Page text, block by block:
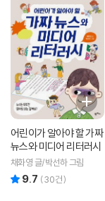
어린이가 알아야 할 가짜
뉴스와 미디어 리터러시
채화영 글/박선하 그림
9.7 (30건)